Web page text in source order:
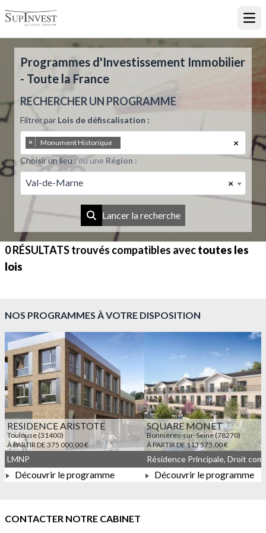
Programmes d'Investissement Immobilier
- Toute la France
RECHERCHER UN PROGRAMME
Filtrer par Lois de défiscalisation :
×
× Monument Historique
Choisir un lieu :ou une Région :
×
Val-de-Marne
Lancer la recherche
0 RÉSULTATStrouvés compatibles avectoutes les
lois
NOS PROGRAMMES À VOTRE DISPOSITION
RESIDENCE ARISTOTE
Toulouse (31400)
À PARTIR DE 375 000,00 €
À PARTIR DE 375 000,00 €
LMNP
Découvrir le programme
SQUARE MONET
Bonnières-sur-Seine (78270)
À PARTIR DE 113 575,00 €
Découvrir le programme
CONTACTER NOTRE CABINET